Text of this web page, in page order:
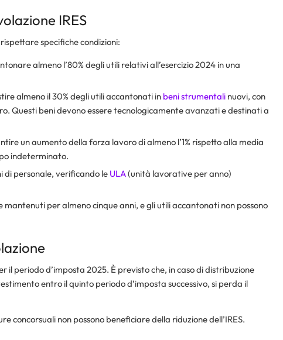
IRES
specifiche condizioni:
almeno l’80% degli utili relativi all’esercizio 2024 in una
almeno il 30% degli utili accantonati in beni strumentali nuovi, con
Questi beni devono essere tecnologicamente avanzati e destinati a
un aumento della forza lavoro di almeno l’1% rispetto alla media
indeterminato.
di personale, verificando le ULA(unità lavorative per anno)
per almeno cinque anni, e gli utili accantonati non possono
il periodo d’imposta 2025. È previsto che, in caso di distribuzione
entro il quinto periodo d’imposta successivo, si perda il
concorsuali non possono beneficiare della riduzione dell’IRES.